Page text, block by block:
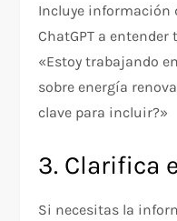
Incluye información
ChatGPT a entender
«Estoy trabajando
sobre energía
clave para incluir?»
3. Clarifica
Si necesitas la